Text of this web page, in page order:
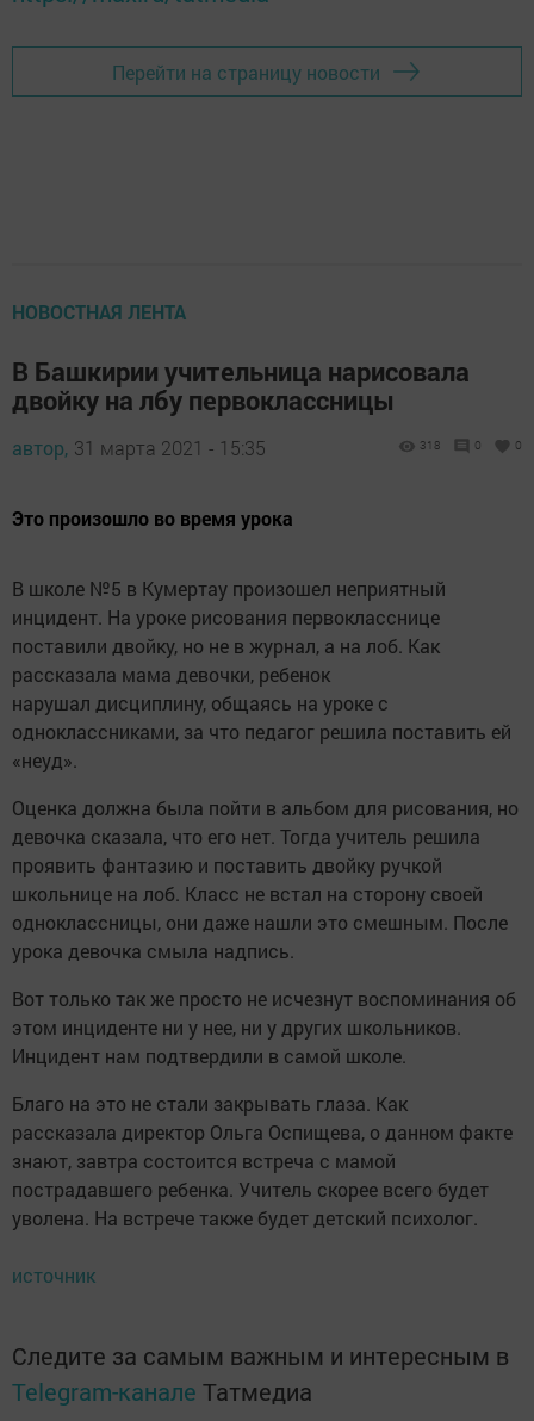
Перейти на страницу новости
НОВОСТНАЯ ЛЕНТА
В Башкирии учительница нарисовала
двойку на лбу первоклассницы
автор, 31 марта 2021 - 15:35 318 0 0
Это произошло во время урока
В школе №5 в Кумертау произошел неприятный
инцидент. На уроке рисования первокласснице
поставили двойку, но не в журнал, а на лоб. Как
рассказала мама девочки, ребенок
нарушал дисциплину, общаясь на уроке с
одноклассниками, за что педагог решила поставить ей
«неуд».
Оценка должна была пойти в альбом для рисования, но
девочка сказала, что его нет. Тогда учитель решила
проявить фантазию и поставить двойку ручкой
школьнице на лоб. Класс не встал на сторону своей
одноклассницы, они даже нашли это смешным. После
урока девочка смыла надпись.
Вот только так же просто не исчезнут воспоминания об
этом инциденте ни у нее, ни у других школьников.
Инцидент нам подтвердили в самой школе.
Благо на это не стали закрывать глаза. Как
рассказала директор Ольга Оспищева, о данном факте
знают, завтра состоится встреча с мамой
пострадавшего ребенка. Учитель скорее всего будет
уволена. На встрече также будет детский психолог.
источник
Следите за самым важным и интересным в
Telegram-канале Татмедиа